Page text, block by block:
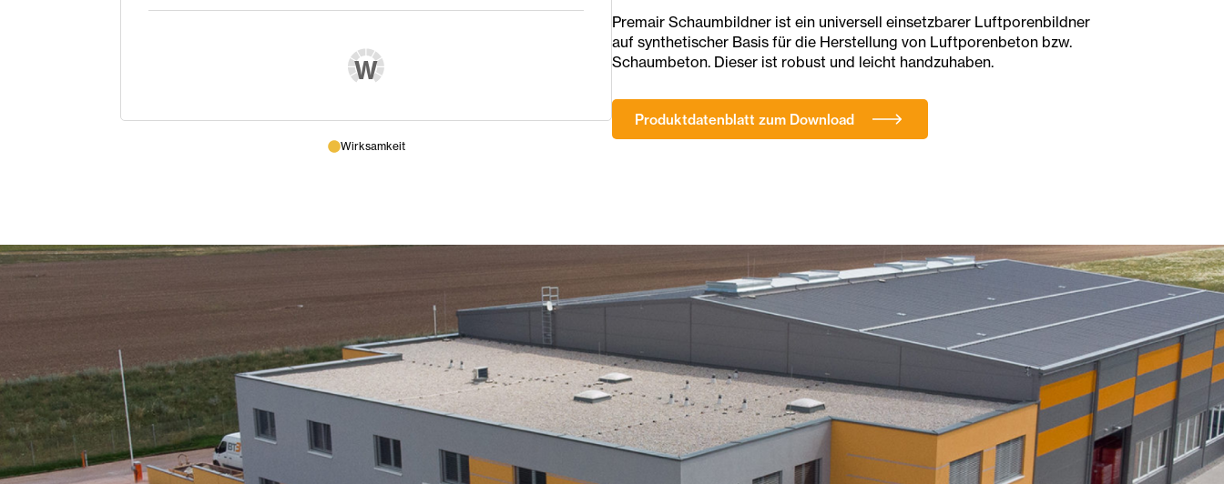
W
Wirksamkeit
Premair Schaumbildner ist ein universell einsetzbarer Luftporenbildner
auf synthetischer Basis für die Herstellung von Luftporenbeton bzw.
Schaumbeton. Dieser ist robust und leicht handzuhaben.
Produktdatenblatt zum Download